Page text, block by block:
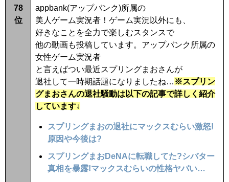
78
位
appbank(アップバンク)所属の
美人ゲーム実況者！ゲーム実況以外にも、
好きなことを全力で楽しむスタンスで
他の動画も投稿しています。アップバンク所属の
女性ゲーム実況者
と言えばつい最近スプリングまおさんが
退社して一時期話題になりましたね…
※スプリン
グまおさんの退社騒動は以下の記事で詳しく紹介
しています↓
スプリングまおの退社にマックスむらい激怒!
原因や今後は?
スプリングまおDeNAに転職してた?シバター
真相を暴露!マックスむらいの性格ヤバい…